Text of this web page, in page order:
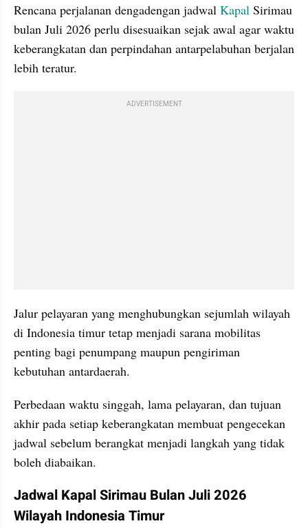
Rencana perjalanan dengadengan jadwal Kapal Sirimau
bulan Juli 2026 perlu disesuaikan sejak awal agar waktu
keberangkatan dan perpindahan antarpelabuhan berjalan
lebih teratur.
ADVERTISEMENT
Jalur pelayaran yang menghubungkan sejumlah wilayah
di Indonesia timur tetap menjadi sarana mobilitas
penting bagi penumpang maupun pengiriman
kebutuhan antardaerah.
Perbedaan waktu singgah, lama pelayaran, dan tujuan
akhir pada setiap keberangkatan membuat pengecekan
jadwal sebelum berangkat menjadi langkah yang tidak
boleh diabaikan.
Jadwal Kapal Sirimau Bulan Juli 2026
Wilayah Indonesia Timur